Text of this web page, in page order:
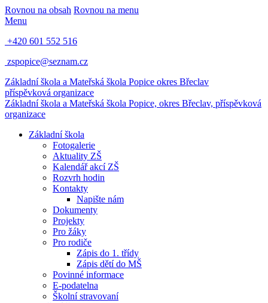
Rovnou na obsah Rovnou na menu
Menu
+420 601 552 516
zspopice@seznam.cz
Základní škola a Mateřská škola Popice okres Břeclav
příspěvková organizace
Základní škola a Mateřská škola Popice, okres Břeclav, příspěvková
organizace
Základní škola
Fotogalerie
Aktuality ZŠ
Kalendář akcí ZŠ
Rozvrh hodin
Kontakty
Napište nám
Dokumenty
Projekty
Pro žáky
Pro rodiče
Zápis do 1. třídy
Zápis dětí do MŠ
Povinné informace
E-podatelna
Školní stravovaní